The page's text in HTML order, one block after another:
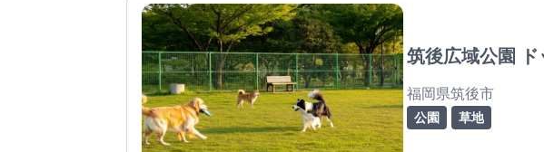
筑後広域公園 ド
福岡県筑後市
公園 草地